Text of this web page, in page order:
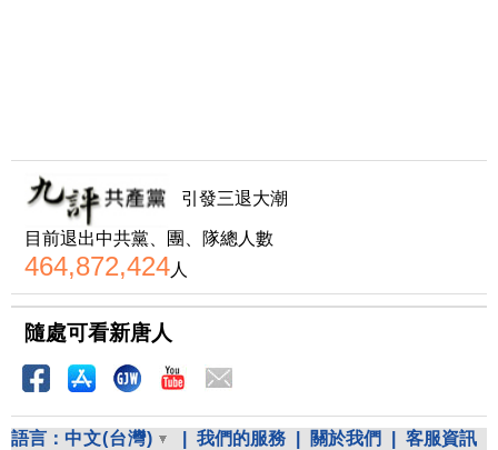
引發三退大潮
目前退出中共黨、團、隊總人數
464,872,424人
隨處可看新唐人
語言： 中文(台灣) 我們的服務 關於我們 客服資訊